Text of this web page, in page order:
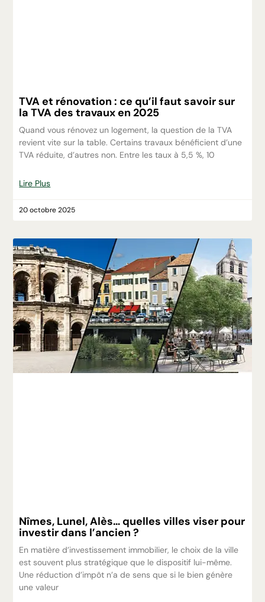
TVA et rénovation : ce qu’il faut savoir sur
la TVA des travaux en 2025
Quand vous rénovez un logement, la question de la TVA
revient vite sur la table. Certains travaux bénéficient d’une
TVA réduite, d’autres non. Entre les taux à 5,5 %, 10
Lire Plus
20 octobre 2025
Nîmes, Lunel, Alès… quelles villes viser pour
investir dans l’ancien ?
En matière d’investissement immobilier, le choix de la ville
est souvent plus stratégique que le dispositif lui-même.
Une réduction d’impôt n’a de sens que si le bien génère
une valeur